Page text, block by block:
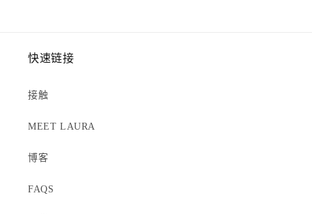
快速链接
接触
MEET LAURA
博客
FAQS